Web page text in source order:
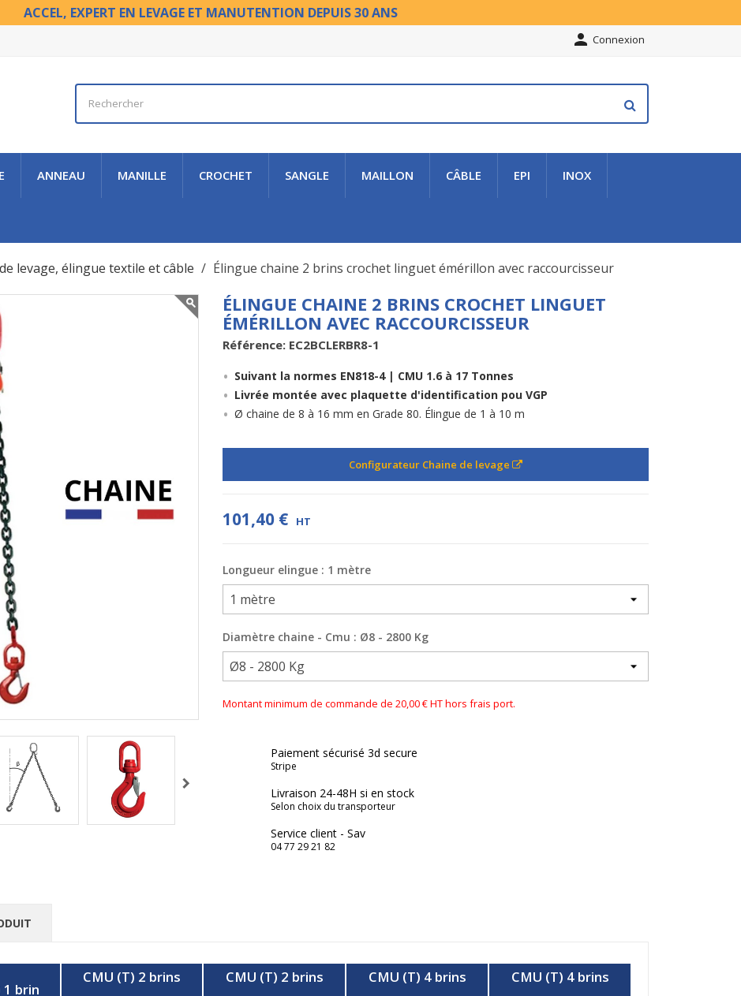
ACCEL, EXPERT EN LEVAGE ET MANUTENTION DEPUIS 30 ANS
 Connexion
ANNEAU MANILLE CROCHET SANGLE MAILLON CÂBLE EPI INOX
levage, élingue textile et câble Élingue chaine 2 brins crochet linguet émérillon avec raccourcisseur
ÉLINGUE CHAINE 2 BRINS CROCHET LINGUET
ÉMÉRILLON AVEC RACCOURCISSEUR
Référence: EC2BCLERBR8-1
Suivant la normes EN818-4 | CMU 1.6 à 17 Tonnes
Livrée montée avec plaquette d'identification pou VGP
Ø chaine de 8 à 16 mm en Grade 80. Élingue de 1 à 10 m
Configurateur Chaine de levage
101,40 € HT
Longueur elingue : 1 mètre
Diamètre chaine - Cmu : Ø8 - 2800 Kg
Montant minimum de commande de 20,00 € HT hors frais port.
Paiement sécurisé 3d secure
Stripe
Livraison 24-48H si en stock
Selon choix du transporteur
Service client - Sav
04 77 29 21 82
1 brin
CMU (T) 2 brins
CMU (T) 2 brins
CMU (T) 4 brins
CMU (T) 4 brins